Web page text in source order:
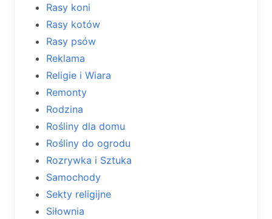
Rasy koni
Rasy kotów
Rasy psów
Reklama
Religie i Wiara
Remonty
Rodzina
Rośliny dla domu
Rośliny do ogrodu
Rozrywka i Sztuka
Samochody
Sekty religijne
Siłownia